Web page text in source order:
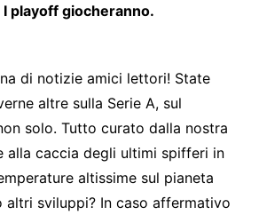
I playoff giocheranno.
di notizie amici lettori! State
altre sulla Serie A, sul
solo. Tutto curato dalla nostra
alla caccia degli ultimi spifferi in
altissime sul pianeta
altri sviluppi? In caso affermativo